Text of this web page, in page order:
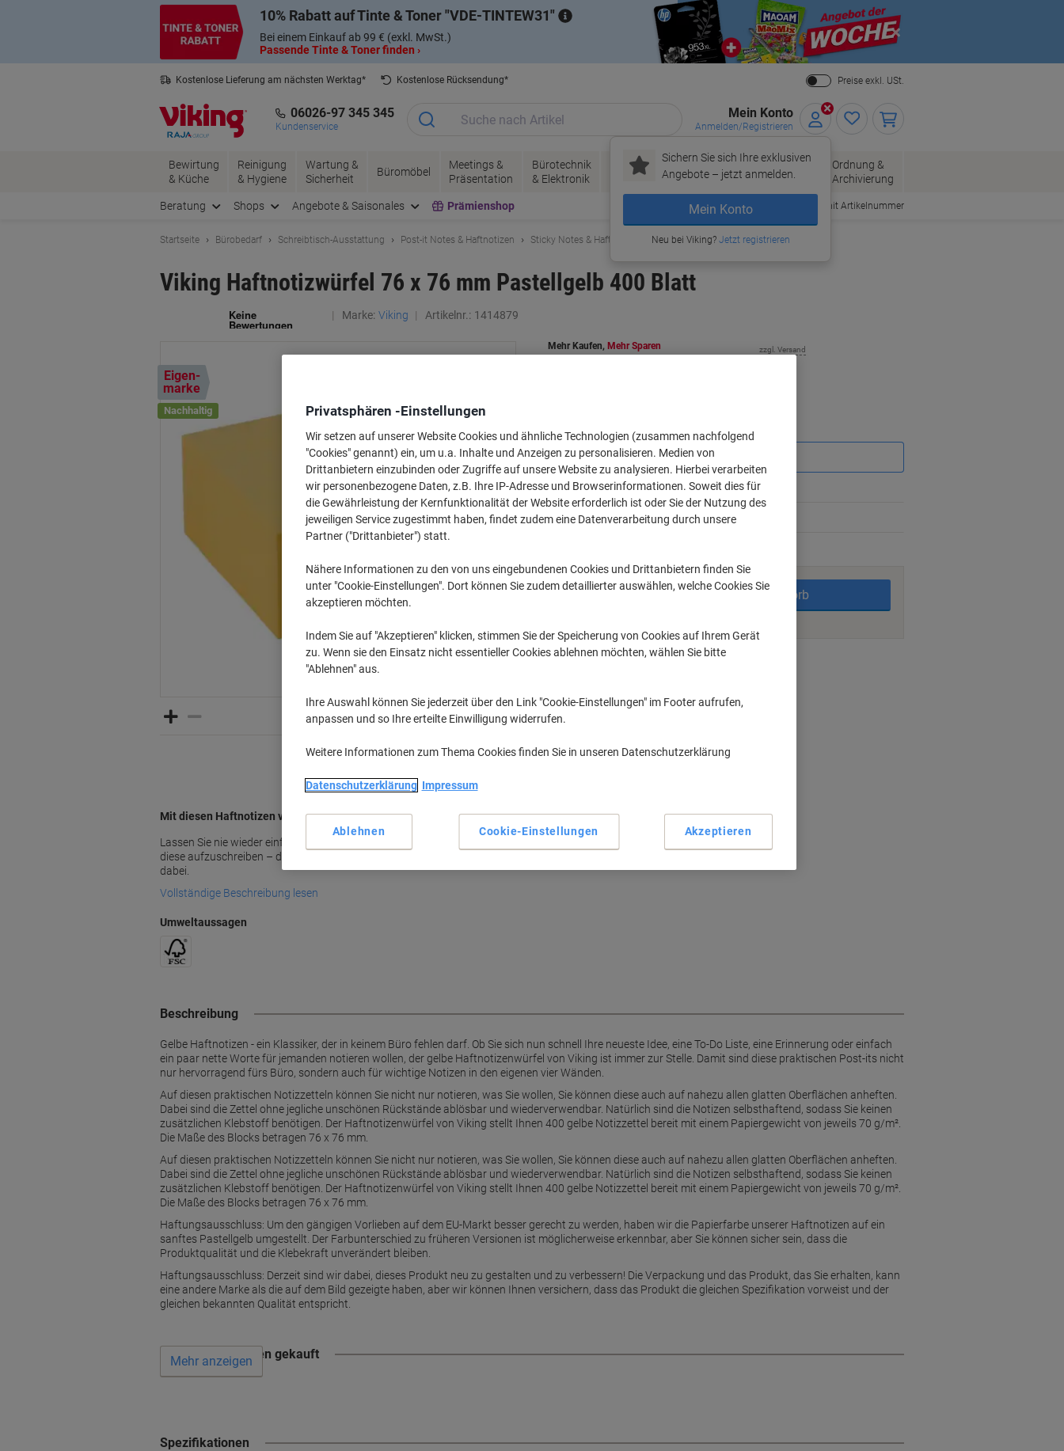
10% Rabatt auf Tinte & Toner VDE-TINTEW31
Bei einem Einkauf ab 99 € (exkl. MwSt.)
Passende Tinte & Toner finden ›
Close
Kostenlose Lieferung am nächsten Werktag*
Kostenlose Rücksendung*
Preise exkl. USt.
06026-97 345 345
Kundenservice
Mein Konto
Anmelden/Registrieren
Sichern Sie sich Ihre exklusiven
Angebote – jetzt anmelden.
Mein Konto
Neu bei Viking?Jetzt registrieren
Bewirtung
& Küche
Reinigung
& Hygiene
Wartung &
Sicherheit
Büromöbel
Meetings &
Präsentation
Bürotechnik
& Elektronik
Tinte &
Toner
Papier, Versand
& Pakete
Bürobedarf
Ordnung &
Archivierung
Beratung Shops Angebote & Saisonales Prämienshop Bestellen mit Artikelnummer
Startseite Bürobedarf Schreibtisch-Ausstattung Post-it Notes & Haftnotizen Sticky Notes & Haftnotitzen
Viking Haftnotizwürfel 76 x 76 mm Pastellgelb 400 Blatt
Marke: Viking Artikelnr.: 1414879
Eigen-
marke
Nachhaltig
Mit diesen Haftnotizen vergessen Sie nichts mehr
Lassen Sie nie wieder einfach so eine Idee durch Ihren Kopf gehen ohne
diese aufzuschreiben – der Haftnotizen Würfel von Viking hilft Ihnen
dabei.
Vollständige Beschreibung lesen
Umweltaussagen
Mehr Kaufen, Mehr Sparen zzgl. Versand
Menge exkl. USt
1-2Stück 3,19 €
3-4 Stück 2,99 € -6%
5+Stück 2,69 € -15%
Menge
In den Warenkorb
Lieferinformationen
Haupteigenschaften
Maß: 76 x 76 mm
Beschreibung
Gelbe Haftnotizen - ein Klassiker, der in keinem Büro fehlen darf. Ob Sie sich nun schnell Ihre neueste Idee, eine To-Do Liste, eine Erinnerung oder einfach
ein paar nette Worte für jemanden notieren wollen, der gelbe Haftnotizenwürfel von Viking ist immer zur Stelle. Damit sind diese praktischen Post-its nicht
nur hervorragend fürs Büro, sondern auch für wichtige Notizen in den eigenen vier Wänden.
Auf diesen praktischen Notizzetteln können Sie nicht nur notieren, was Sie wollen, Sie können diese auch auf nahezu allen glatten Oberflächen anheften.
Dabei sind die Zettel ohne jegliche unschönen Rückstände ablösbar und wiederverwendbar. Natürlich sind die Notizen selbsthaftend, sodass Sie keinen
zusätzlichen Klebstoff benötigen. Der Haftnotizenwürfel von Viking stellt Ihnen 400 gelbe Notizzettel bereit mit einem Papiergewicht von jeweils 70 g/m².
Die Maße des Blocks betragen 76 x 76 mm.
Auf diesen praktischen Notizzetteln können Sie nicht nur notieren, was Sie wollen, Sie können diese auch auf nahezu allen glatten Oberflächen anheften.
Dabei sind die Zettel ohne jegliche unschönen Rückstände ablösbar und wiederverwendbar. Natürlich sind die Notizen selbsthaftend, sodass Sie keinen
zusätzlichen Klebstoff benötigen. Der Haftnotizenwürfel von Viking stellt Ihnen 400 gelbe Notizzettel bereit mit einem Papiergewicht von jeweils 70 g/m².
Die Maße des Blocks betragen 76 x 76 mm.
Haftungsausschluss: Um den gängigen Vorlieben auf dem EU-Markt besser gerecht zu werden, haben wir die Papierfarbe unserer Haftnotizen auf ein
sanftes Pastellgelb umgestellt. Der Farbunterschied zu früheren Versionen ist möglicherweise erkennbar, aber Sie können sicher sein, dass die
Produktqualität und die Klebekraft unverändert bleiben.
Haftungsausschluss: Derzeit sind wir dabei, dieses Produkt neu zu gestalten und zu verbessern! Die Verpackung und das Produkt, das Sie erhalten, kann
eine andere Marke als die auf dem Bild gezeigte haben, aber wir können Ihnen versichern, dass das Produkt die gleichen Spezifikation vorweist und der
gleichen bekannten Qualität entspricht.
Wird oft zusammen gekauft
Mehr anzeigen
Spezifikationen
Privatsphären -Einstellungen
Wir setzen auf unserer Website Cookies und ähnliche Technologien (zusammen nachfolgend
"Cookies" genannt) ein, um u.a. Inhalte und Anzeigen zu personalisieren. Medien von
Drittanbietern einzubinden oder Zugriffe auf unsere Website zu analysieren. Hierbei verarbeiten
wir personenbezogene Daten, z.B. Ihre IP-Adresse und Browserinformationen. Soweit dies für
die Gewährleistung der Kernfunktionalität der Website erforderlich ist oder Sie der Nutzung des
jeweiligen Service zugestimmt haben, findet zudem eine Datenverarbeitung durch unsere
Partner ("Drittanbieter") statt.
Nähere Informationen zu den von uns eingebundenen Cookies und Drittanbietern finden Sie
unter "Cookie-Einstellungen". Dort können Sie zudem detaillierter auswählen, welche Cookies Sie
akzeptieren möchten.
Indem Sie auf "Akzeptieren" klicken, stimmen Sie der Speicherung von Cookies auf Ihrem Gerät
zu. Wenn sie den Einsatz nicht essentieller Cookies ablehnen möchten, wählen Sie bitte
"Ablehnen" aus.
Ihre Auswahl können Sie jederzeit über den Link "Cookie-Einstellungen" im Footer aufrufen,
anpassen und so Ihre erteilte Einwilligung widerrufen.
Weitere Informationen zum Thema Cookies finden Sie in unseren Datenschutzerklärung
Datenschutzerklärung Impressum
Cookie-Einstellungen
Ablehnen Akzeptieren